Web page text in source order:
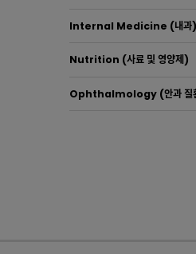
Internal Medicine (내과)
Nutrition (사료 및 영양제)
Ophthalmology (안과 질